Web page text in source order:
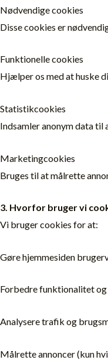
Nødvendige cookies
Disse cookies er
Funktionelle cookies
Hjælper os med at huske
Statistikcookies
Indsamler anonym data til
Marketingcookies
Bruges til at målrette
3. Hvorfor bruger vi
Vi bruger cookies for at:
Gøre hjemmesiden
Forbedre funktionalitet og
Analysere trafik og
Målrette annoncer (kun